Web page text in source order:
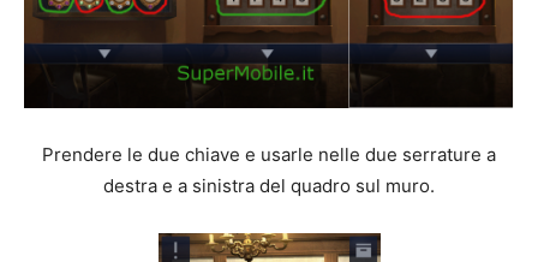
Prendere le due chiave e usarle nelle due serrature a
destra e a sinistra del quadro sul muro.